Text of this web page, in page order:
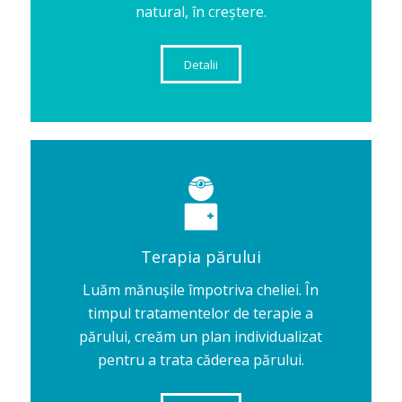
natural, în creștere.
Detalii
Terapia părului
Luăm mănușile împotriva cheliei. În
timpul tratamentelor de terapie a
părului, creăm un plan individualizat
pentru a trata căderea părului.